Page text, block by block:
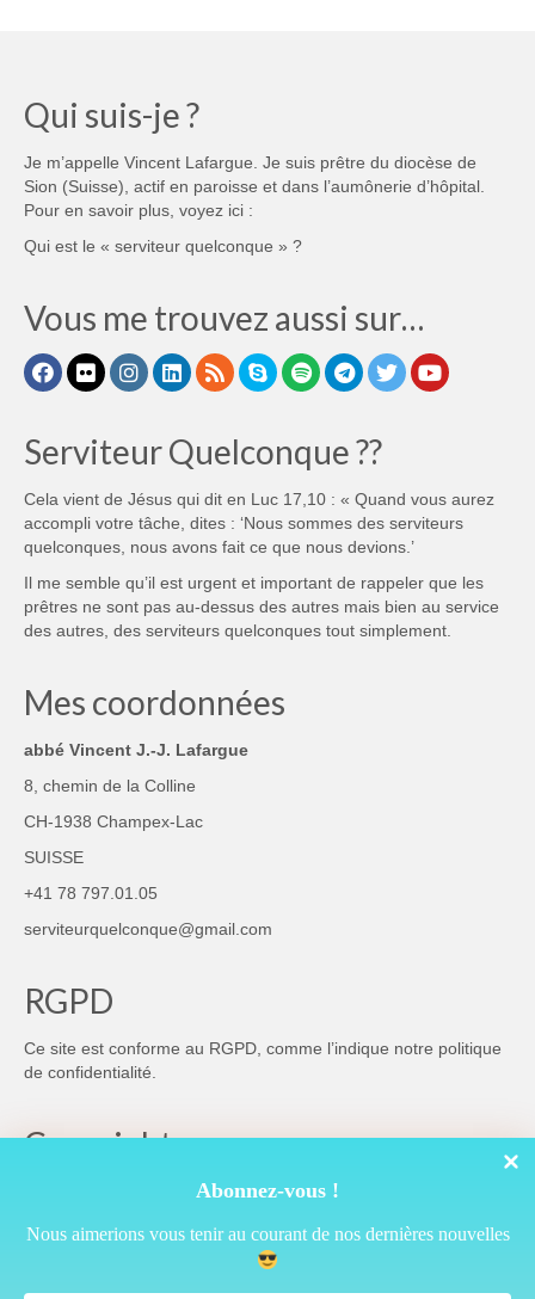
Abonnez-vous !
Nous aimerions vous tenir au courant de nos dernières nouvelles
Qui suis-je ?
Je m’appelle Vincent Lafargue. Je suis prêtre du diocèse de
Sion (Suisse), actif en paroisse et dans l’aumônerie d’hôpital.
Pour en savoir plus, voyez ici :
Qui est le « serviteur quelconque » ?
Vous me trouvez aussi sur…
Serviteur Quelconque ??
Cela vient de Jésus qui dit en Luc 17,10 : « Quand vous aurez
accompli votre tâche, dites : ‘Nous sommes des serviteurs
quelconques, nous avons fait ce que nous devions.’
Il me semble qu’il est urgent et important de rappeler que les
prêtres ne sont pas au-dessus des autres mais bien au service
des autres, des serviteurs quelconques tout simplement.
Mes coordonnées
abbé Vincent J.-J. Lafargue
8, chemin de la Colline
CH-1938 Champex-Lac
SUISSE
+41 78 797.01.05
serviteurquelconque@gmail.com
RGPD
Ce site est conforme au RGPD, comme l’indique notre politique
de confidentialité
Copyright